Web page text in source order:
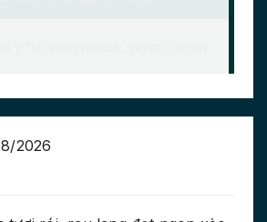
2026